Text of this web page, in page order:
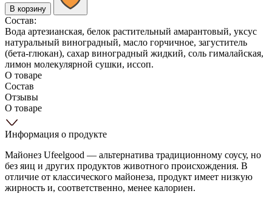
В корзину
Состав:
Вода артезианская, белок растительный амарантовый, уксус
натуральный виноградный, масло горчичное, загуститель
(бета-глюкан), сахар виноградный жидкий, соль гималайская,
лимон молекулярной сушки, иссоп.
О товаре
Состав
Отзывы
О товаре
Информация о продукте
Майонез Ufeelgood — альтернатива традиционному соусу, но
без яиц и других продуктов животного происхождения. В
отличие от классического майонеза, продукт имеет низкую
жирность и, соответственно, менее калориен.